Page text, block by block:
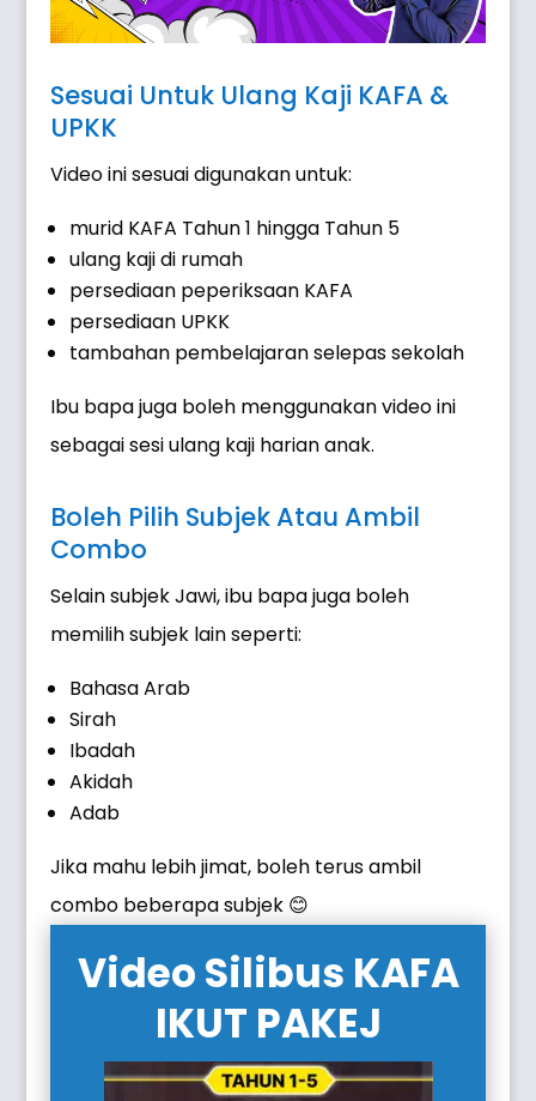
Sesuai Untuk Ulang Kaji KAFA &
UPKK
Video ini sesuai digunakan untuk:
murid KAFA Tahun 1 hingga Tahun 5
ulang kaji di rumah
persediaan peperiksaan KAFA
persediaan UPKK
tambahan pembelajaran selepas sekolah
Ibu bapa juga boleh menggunakan video ini
sebagai sesi ulang kaji harian anak.
Boleh Pilih Subjek Atau Ambil
Combo
Selain subjek Jawi, ibu bapa juga boleh
memilih subjek lain seperti:
Bahasa Arab
Sirah
Ibadah
Akidah
Adab
Jika mahu lebih jimat, boleh terus ambil
combo beberapa subjek 😊
Video Silibus KAFA
IKUT PAKEJ